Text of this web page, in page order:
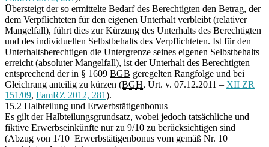
Übersteigt der so ermittelte Bedarf des Berechtigten den Betrag, der
dem Verpflichteten für den eigenen Unterhalt verbleibt (relativer
Mangelfall), führt dies zur Kürzung des Unterhalts des Berechtigten
und des individuellen Selbstbehalts des Verpflichteten. Ist für den
Unterhaltsberechtigen die Untergrenze seines eigenen Selbstbehalts
erreicht (absoluter Mangelfall), ist der Unterhalt des Berechtigten
entsprechend der in § 1609 BGB geregelten Rangfolge und bei
Gleichrang anteilig zu kürzen (BGH, Urt. v. 07.12.2011 – XII ZR
151/09, FamRZ 2012, 281).
15.2 Halbteilung und Erwerbstätigenbonus
Es gilt der Halbteilungsgrundsatz, wobei jedoch tatsächliche und
fiktive Erwerbseinkünfte nur zu 9/10 zu berücksichtigen sind
(Abzug von 1/10 Erwerbstätigenbonus vom gemäß Nr. 10